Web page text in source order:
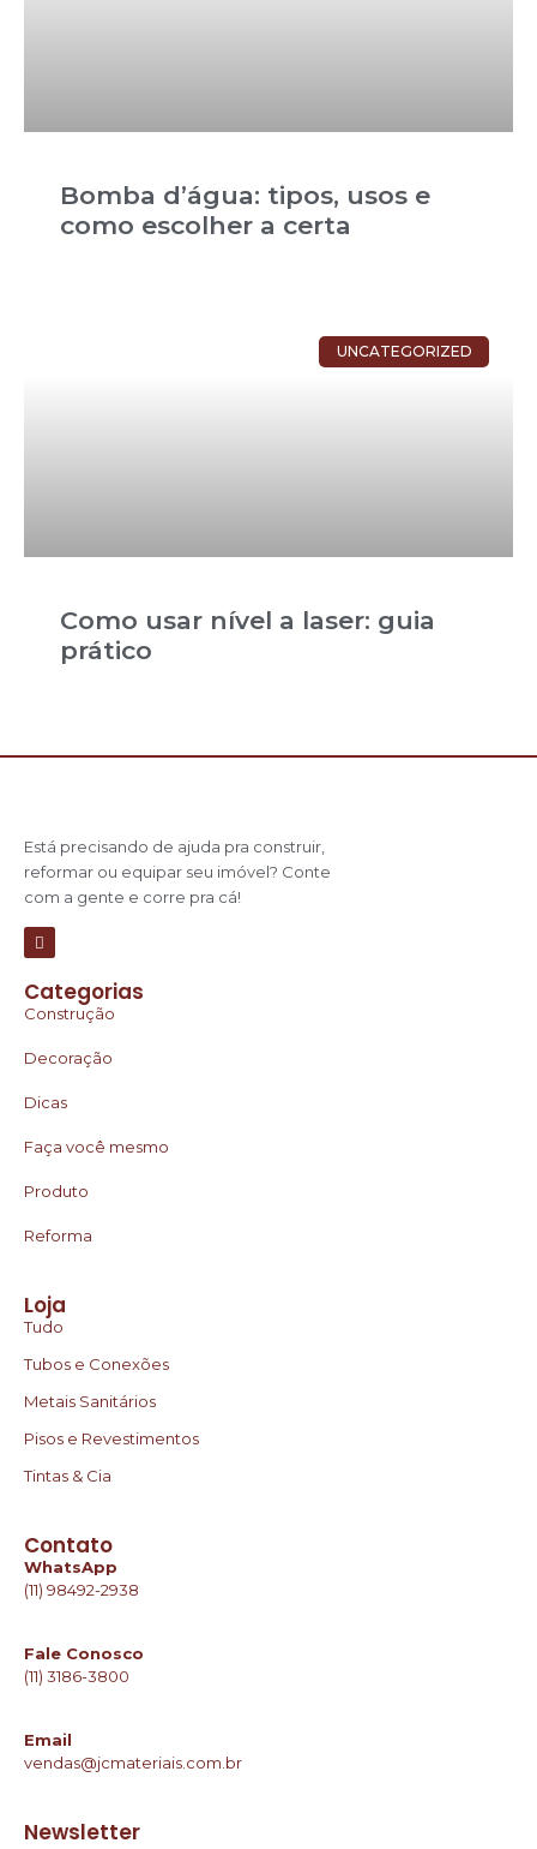
Bomba d’água: tipos, usos e
como escolher a certa
UNCATEGORIZED
Como usar nível a laser: guia
prático
Está precisando de ajuda pra construir,
reformar ou equipar seu imóvel? Conte
com a gente e corre pra cá!
Categorias
Construção
Decoração
Dicas
Faça você mesmo
Produto
Reforma
Loja
Tudo
Tubos e Conexões
Metais Sanitários
Pisos e Revestimentos
Tintas & Cia
Contato
WhatsApp
(11) 98492-2938
Fale Conosco
(11) 3186-3800
Email
vendas@jcmateriais.com.br
Newsletter